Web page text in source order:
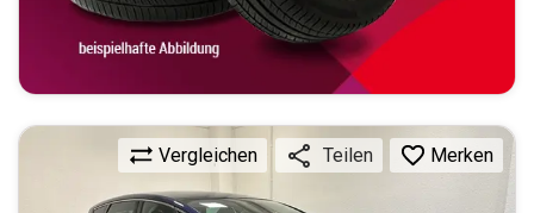
Vergleichen Teilen Merken